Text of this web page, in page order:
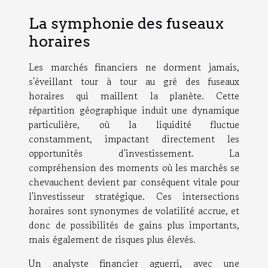
La symphonie des fuseaux
horaires
Les marchés financiers ne dorment jamais,
s'éveillant tour à tour au gré des fuseaux
horaires qui maillent la planète. Cette
répartition géographique induit une dynamique
particulière, où la liquidité fluctue
constamment, impactant directement les
opportunités d'investissement. La
compréhension des moments où les marchés se
chevauchent devient par conséquent vitale pour
l'investisseur stratégique. Ces intersections
horaires sont synonymes de volatilité accrue, et
donc de possibilités de gains plus importants,
mais également de risques plus élevés.
Un analyste financier aguerri, avec une